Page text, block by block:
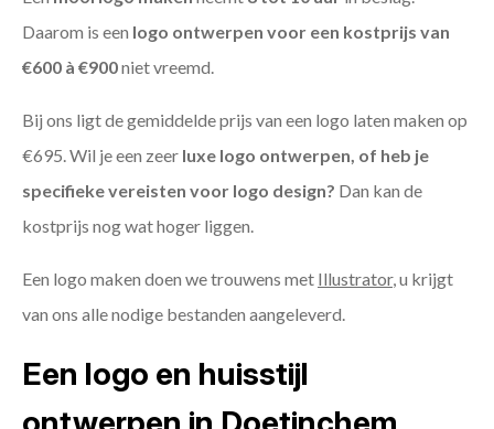
Daarom is een logo ontwerpen voor een kostprijs van
€600 à €900niet vreemd.
Bij ons ligt de gemiddelde prijs van een logo laten maken op
€695. Wil je een zeer luxe logo ontwerpen, of heb je
specifieke vereisten voor logo design? Dan kan de
kostprijs nog wat hoger liggen.
Een logo maken doen we trouwens met Illustrator, u krijgt
van ons alle nodige bestanden aangeleverd.
Een logo en huisstijl